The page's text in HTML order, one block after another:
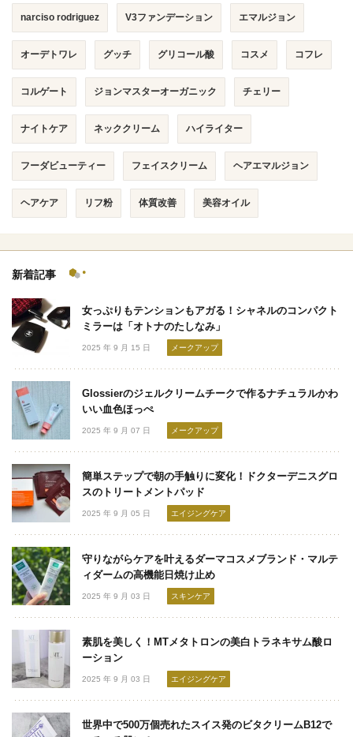
narciso rodriguez V3ファンデーション エマルジョン
オーデトワレ グッチ グリコール酸 コスメ コフレ
コルゲート ジョンマスターオーガニック チェリー
ナイトケア ネッククリーム ハイライター
フーダビューティー フェイスクリーム ヘアエマルジョン
ヘアケア リフ粉 体質改善 美容オイル
新着記事
女っぷりもテンションもアガる！シャネルのコンパクト
ミラーは「オトナのたしなみ」
2025 年 9 月 15 日 メークアップ
Glossierのジェルクリームチークで作るナチュラルかわ
いい血色ほっぺ
2025 年 9 月 07 日 メークアップ
簡単ステップで朝の手触りに変化！ドクターデニスグロ
スのトリートメントパッド
2025 年 9 月 05 日 エイジングケア
守りながらケアを叶えるダーマコスメブランド・マルテ
ィダームの高機能日焼け止め
2025 年 9 月 03 日 スキンケア
素肌を美しく！MTメタトロンの美白トラネキサム酸ロ
ーション
2025 年 9 月 03 日 エイジングケア
世界中で500万個売れたスイス発のビタクリームB12で